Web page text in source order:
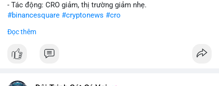
- Tác động: CRO giảm, thị trường giảm nhẹ.
#binancesquare #cryptonews #cro
$cro
#vlikevn #titanbot
Đọc thêm